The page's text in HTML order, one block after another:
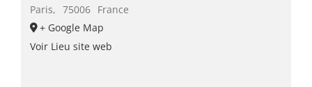
Paris, 75006 France
+ Google Map
Voir Lieu site web